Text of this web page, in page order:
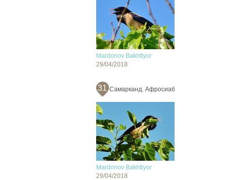
Mardonov Bakhtiyor
29/04/2018
31 Самарканд. Афросиаб
Mardonov Bakhtiyor
29/04/2018